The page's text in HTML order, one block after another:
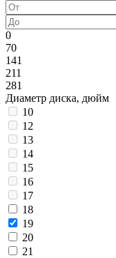
0
70
141
211
281
Диаметр диска, дюйм
10
12
13
14
15
16
17
18
19
20
21